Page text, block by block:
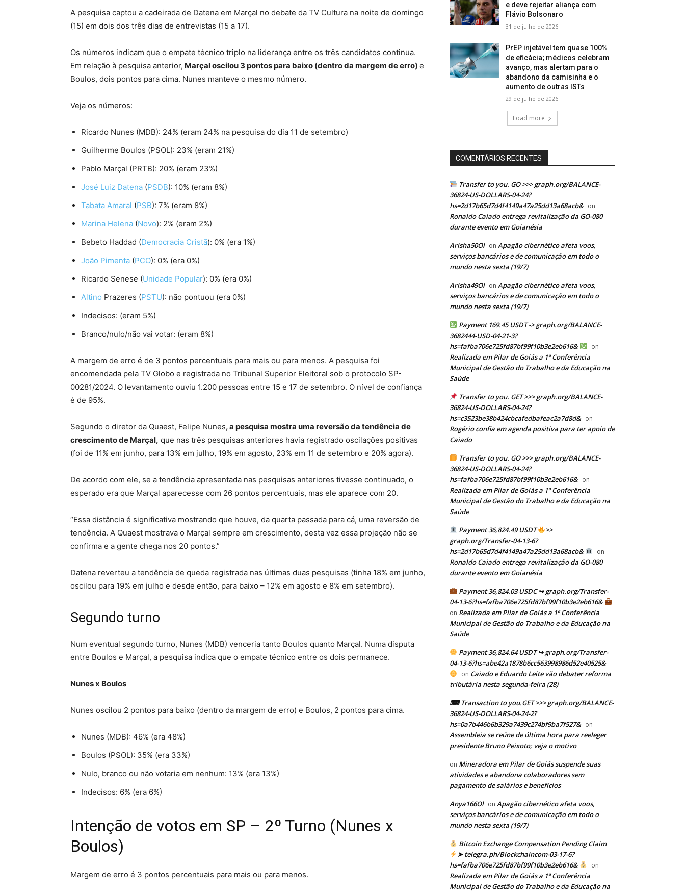
A pesquisa captou a cadeirada de Datena em Marçal no debate da TV Cultura na noite de domingo
(15) em dois dos três dias de entrevistas (15 a 17).
Os números indicam que o empate técnico triplo na liderança entre os três candidatos continua.
Em relação à pesquisa anterior, Marçal oscilou 3 pontos para baixo (dentro da margem de erro) e
Boulos, dois pontos para cima. Nunes manteve o mesmo número.
Veja os números:
Ricardo Nunes (MDB): 24% (eram 24% na pesquisa do dia 11 de setembro)
Guilherme Boulos (PSOL): 23% (eram 21%)
Pablo Marçal (PRTB): 20% (eram 23%)
José Luiz Datena (PSDB): 10% (eram 8%)
Tabata Amaral (PSB): 7% (eram 8%)
Marina Helena (Novo): 2% (eram 2%)
Bebeto Haddad (Democracia Cristã): 0% (era 1%)
João Pimenta (PCO): 0% (era 0%)
Ricardo Senese (Unidade Popular): 0% (era 0%)
Altino Prazeres (PSTU): não pontuou (era 0%)
Indecisos: (eram 5%)
Branco/nulo/não vai votar: (eram 8%)
A margem de erro é de 3 pontos percentuais para mais ou para menos. A pesquisa foi
encomendada pela TV Globo e registrada no Tribunal Superior Eleitoral sob o protocolo SP-
00281/2024. O levantamento ouviu 1.200 pessoas entre 15 e 17 de setembro. O nível de confiança
é de 95%.
Segundo o diretor da Quaest, Felipe Nunes, a pesquisa mostra uma reversão da tendência de
crescimento de Marçal, que nas três pesquisas anteriores havia registrado oscilações positivas
(foi de 11% em junho, para 13% em julho, 19% em agosto, 23% em 11 de setembro e 20% agora).
De acordo com ele, se a tendência apresentada nas pesquisas anteriores tivesse continuado, o
esperado era que Marçal aparecesse com 26 pontos percentuais, mas ele aparece com 20.
“Essa distância é significativa mostrando que houve, da quarta passada para cá, uma reversão de
tendência. A Quaest mostrava o Marçal sempre em crescimento, desta vez essa projeção não se
confirma e a gente chega nos 20 pontos.”
Datena reverteu a tendência de queda registrada nas últimas duas pesquisas (tinha 18% em junho,
oscilou para 19% em julho e desde então, para baixo – 12% em agosto e 8% em setembro).
Segundo turno
Num eventual segundo turno, Nunes (MDB) venceria tanto Boulos quanto Marçal. Numa disputa
entre Boulos e Marçal, a pesquisa indica que o empate técnico entre os dois permanece.
Nunes x Boulos
Nunes oscilou 2 pontos para baixo (dentro da margem de erro) e Boulos, 2 pontos para cima.
Nunes (MDB): 46% (era 48%)
Boulos (PSOL): 35% (era 33%)
Nulo, branco ou não votaria em nenhum: 13% (era 13%)
Indecisos: 6% (era 6%)
Intenção de votos em SP – 2º Turno (Nunes x
Boulos)
Margem de erro é 3 pontos percentuais para mais ou para menos.
e deve rejeitar aliança com
Flávio Bolsonaro
31 de julho de 2026
PrEP injetável tem quase 100%
de eficácia; médicos celebram
avanço, mas alertam para o
abandono da camisinha e o
aumento de outras ISTs
29 de julho de 2026
Load more
COMENTÁRIOS RECENTES
Transfer to you. GO >>> graph.org/BALANCE-
36824-US-DOLLARS-04-24?
hs=2d17b65d7d4f4149a47a25dd13a68acb& on
Ronaldo Caiado entrega revitalização da GO-080
durante evento em Goianésia
Arisha50Ol on Apagão cibernético afeta voos,
serviços bancários e de comunicação em todo o
mundo nesta sexta (19/7)
Arisha49Ol on Apagão cibernético afeta voos,
serviços bancários e de comunicação em todo o
mundo nesta sexta (19/7)
Payment 169.45 USDT -> graph.org/BALANCE-
3682444-USD-04-21-3?
hs=fafba706e725fd87bf99f10b3e2eb616&
on
Realizada em Pilar de Goiás a 1ª Conferência
Municipal de Gestão do Trabalho e da Educação na
Saúde
Transfer to you. GET >>> graph.org/BALANCE-
36824-US-DOLLARS-04-24?
hs=c3523be38b424cbcafedbafeac2a7d8d& on
Rogério confia em agenda positiva para ter apoio de
Caiado
Transfer to you. GO >>> graph.org/BALANCE-
36824-US-DOLLARS-04-24?
hs=fafba706e725fd87bf99f10b3e2eb616& on
Realizada em Pilar de Goiás a 1ª Conferência
Municipal de Gestão do Trabalho e da Educação na
Saúde
Payment 36,824.49 USDT
>>
graph.org/Transfer-04-13-6?
hs=2d17b65d7d4f4149a47a25dd13a68acb&
on
Ronaldo Caiado entrega revitalização da GO-080
durante evento em Goianésia
Payment 36,824.03 USDC ↪ graph.org/Transfer-
04-13-6?hs=fafba706e725fd87bf99f10b3e2eb616&
on Realizada em Pilar de Goiás a 1ª Conferência
Municipal de Gestão do Trabalho e da Educação na
Saúde
Payment 36,824.64 USDT ↪ graph.org/Transfer-
04-13-6?hs=abe42a1878b6cc563998986d52e40525&
on Caiado e Eduardo Leite vão debater reforma
tributária nesta segunda-feira (28)
⌨ Transaction to you.GET >>> graph.org/BALANCE-
36824-US-DOLLARS-04-24-2?
hs=0a7b446b6b329a7439c274bf9ba7f527& on
Assembleia se reúne de última hora para reeleger
presidente Bruno Peixoto; veja o motivo
on Mineradora em Pilar de Goiás suspende suas
atividades e abandona colaboradores sem
pagamento de salários e benefícios
Anya166Ol on Apagão cibernético afeta voos,
serviços bancários e de comunicação em todo o
mundo nesta sexta (19/7)
Bitcoin Exchange Compensation Pending Claim
➤ telegra.ph/Blockchaincom-03-17-6?
hs=fafba706e725fd87bf99f10b3e2eb616&
on
Realizada em Pilar de Goiás a 1ª Conferência
Municipal de Gestão do Trabalho e da Educação na